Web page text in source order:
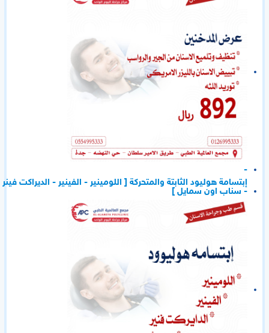
-
إبتسامة هوليود الثابتة والمتحركة [ اللومينير - الفينير - الديراكت فينر
- سناب اون سمايل ]